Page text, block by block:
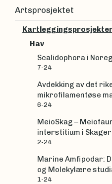
Artsprosjektet
Hav
Scalidophora i Noreg
7-24
Avdekking av det
mikrofilamentøse
6-24
MeioSkag –
interstitium i
2-24
Marine Amfipodar:
og Molekylære
1-24